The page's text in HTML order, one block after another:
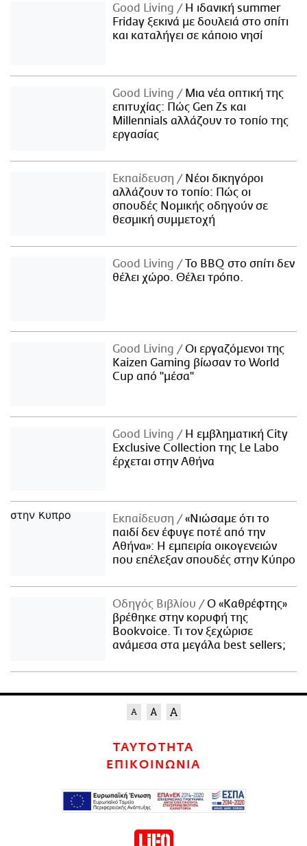
Good Living
Η ιδανική summer
Friday ξεκινά με δουλειά στο σπίτι
και καταλήγει σε κάποιο νησί
Good Living
Μια νέα οπτική της
επιτυχίας: Πώς Gen Zs και
Millennials αλλάζουν το τοπίο της
εργασίας
Εκπαίδευση
Νέοι δικηγόροι
αλλάζουν το τοπίο: Πώς οι
σπουδές Νομικής οδηγούν σε
θεσμική συμμετοχή
Good Living
Το BBQ στο σπίτι δεν
θέλει χώρο. Θέλει τρόπο.
Good Living
Οι εργαζόμενοι της
Kaizen Gaming βίωσαν το World
Cup από "μέσα"
Good Living
Η εμβληματική City
Exclusive Collection της Le Labo
έρχεται στην Αθήνα
Εκπαίδευση
«Νιώσαμε ότι το
παιδί δεν έφυγε ποτέ από την
Αθήνα»: Η εμπειρία οικογενειών
που επέλεξαν σπουδές στην Κύπρο
Οδηγός Βιβλίου
Ο «Καθρέφτης»
βρέθηκε στην κορυφή της
Bookvoice. Τι τον ξεχώρισε
ανάμεσα στα μεγάλα best sellers;
ΤΑΥΤΟΤΗΤΑ
ΕΠΙΚΟΙΝΩΝΙΑ